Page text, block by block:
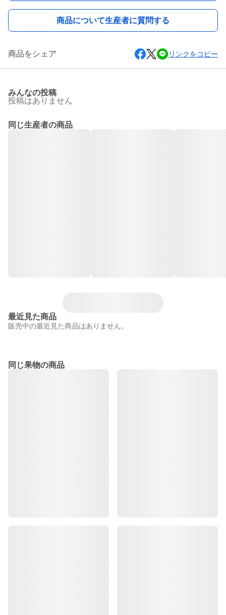
商品について生産者に質問する
商品をシェア リンクをコピー
みんなの投稿
投稿はありません
同じ生産者の商品
最近見た商品
販売中の最近見た商品はありません。
同じ果物の商品